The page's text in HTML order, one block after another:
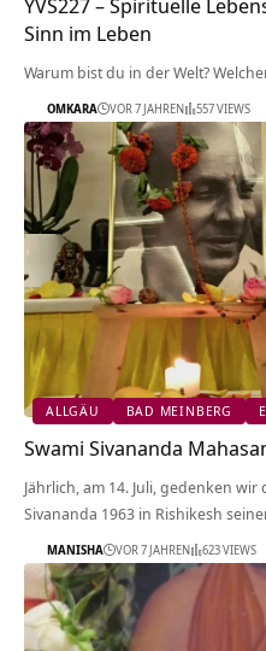
Sinn im Leben
Warum bist du in der Welt?
OMKARA VOR 7 JAHREN 557 VIEWS
ALLGÄU BAD MEINBERG
Swami Sivananda
Jährlich, am 14. Juli, gedenken wir
Sivananda 1963 in Rishikesh
MANISHA VOR 7 JAHREN 623 VIEWS